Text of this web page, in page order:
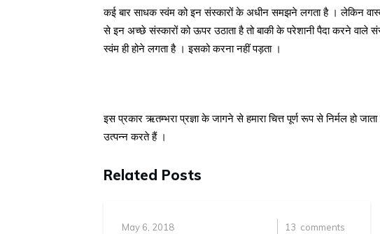
कई बार साधक स्वंम को इन संस्कारों के अधीन समझने लगता है । लेकिन
से इन अच्छे संस्कारों को ऊपर उठाता है तो बाकी के परेशानी पैदा करने वाले
स्वंम ही होने लगता है । इसको करना नहीं पड़ता ।
इस प्रकार ऋतम्भरा प्रज्ञा के जागने से हमारा चित्त पूर्ण रूप से निर्मल हो
उत्पन्न करते हैं ।
Related Posts
May 6, 2018 13 comments